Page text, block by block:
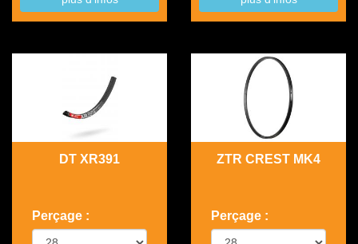
DT XR391
Perçage :
ZTR CREST MK4
Perçage :